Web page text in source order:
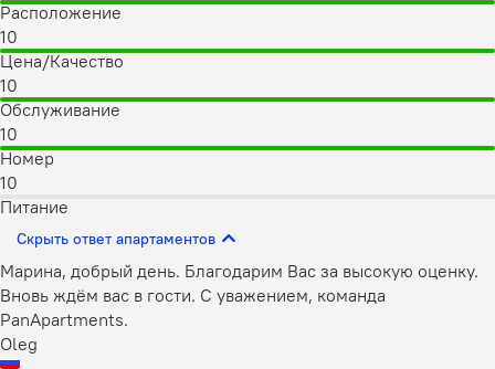
Расположение
10
Цена/Качество
10
Обслуживание
10
Номер
10
Питание
Скрыть ответ апартаментов
Марина, добрый день. Благодарим Вас за высокую оценку.
Вновь ждём вас в гости. С уважением, команда
PanApartments.
Oleg